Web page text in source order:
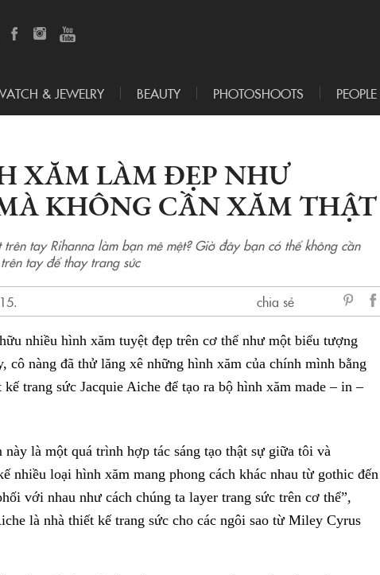
& JEWELRY BEAUTY PHOTOSHOOTS PEOPLE
XĂM LÀM ĐẸP NHƯ
KHÔNG CẦN XĂM THẬT
tay Rihanna làm bạn mê mệt? Giờ đây bạn có thể không cần
tay để thay trang sức
chia sẻ
nhiều hình xăm tuyệt đẹp trên cơ thể như một biểu tượng
cô nàng đã thử lăng xê những hình xăm của chính mình bằng
trang sức Jacquie Aiche để tạo ra bộ hình xăm made – in –
này là một quá trình hợp tác sáng tạo thật sự giữa tôi và
nhiều loại hình xăm mang phong cách khác nhau từ gothic đến
với nhau như cách chúng ta layer trang sức trên cơ thể”,
là nhà thiết kế trang sức cho các ngôi sao từ Miley Cyrus